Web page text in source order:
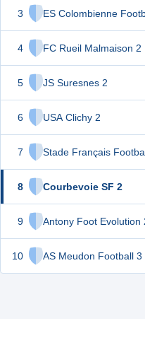
3 ES Colombienne
4 FC Rueil Malmaison 2
5 JS Suresnes 2
6 USA Clichy 2
7 Stade Français
8 Courbevoie SF 2
9 Antony Foot Evolution
10 AS Meudon Football 3